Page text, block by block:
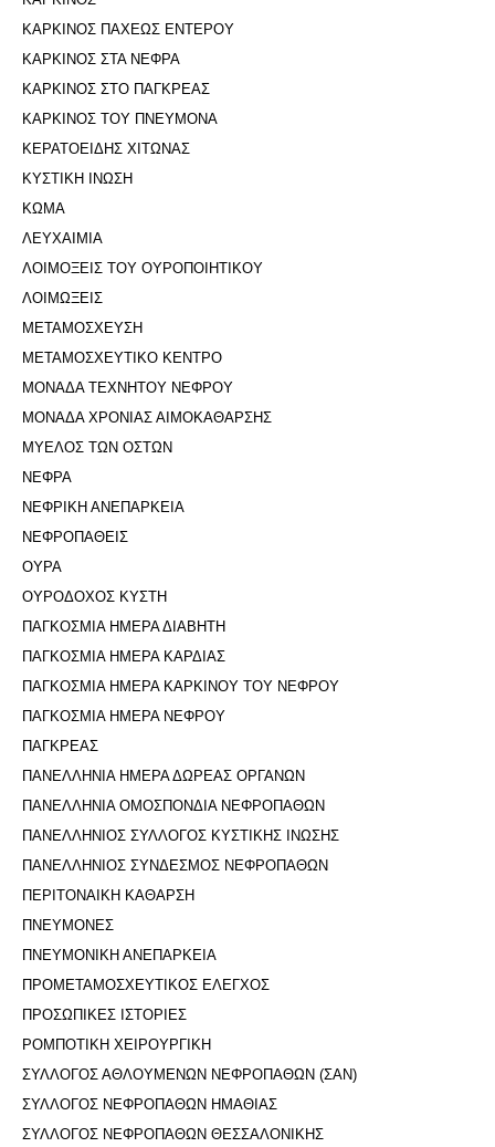
ΚΑΡΚΙΝΟΣ ΠΑΧΕΩΣ ΕΝΤΕΡΟΥ
ΚΑΡΚΙΝΟΣ ΣΤΑ ΝΕΦΡΑ
ΚΑΡΚΙΝΟΣ ΣΤΟ ΠΑΓΚΡΕΑΣ
ΚΑΡΚΙΝΟΣ ΤΟΥ ΠΝΕΥΜΟΝΑ
ΚΕΡΑΤΟΕΙΔΗΣ ΧΙΤΩΝΑΣ
ΚΥΣΤΙΚΗ ΙΝΩΣΗ
ΚΩΜΑ
ΛΕΥΧΑΙΜΙΑ
ΛΟΙΜΟΞΕΙΣ ΤΟΥ ΟΥΡΟΠΟΙΗΤΙΚΟΥ
ΛΟΙΜΩΞΕΙΣ
ΜΕΤΑΜΟΣΧΕΥΣΗ
ΜΕΤΑΜΟΣΧΕΥΤΙΚΟ ΚΕΝΤΡΟ
ΜΟΝΑΔΑ ΤΕΧΝΗΤΟΥ ΝΕΦΡΟΥ
ΜΟΝΑΔΑ ΧΡΟΝΙΑΣ ΑΙΜΟΚΑΘΑΡΣΗΣ
ΜΥΕΛΟΣ ΤΩΝ ΟΣΤΩΝ
ΝΕΦΡΑ
ΝΕΦΡΙΚΗ ΑΝΕΠΑΡΚΕΙΑ
ΝΕΦΡΟΠΑΘΕΙΣ
ΟΥΡΑ
ΟΥΡΟΔΟΧΟΣ ΚΥΣΤΗ
ΠΑΓΚΟΣΜΙΑ ΗΜΕΡΑ ΔΙΑΒΗΤΗ
ΠΑΓΚΟΣΜΙΑ ΗΜΕΡΑ ΚΑΡΔΙΑΣ
ΠΑΓΚΟΣΜΙΑ ΗΜΕΡΑ ΚΑΡΚΙΝΟΥ ΤΟΥ ΝΕΦΡΟΥ
ΠΑΓΚΟΣΜΙΑ ΗΜΕΡΑ ΝΕΦΡΟΥ
ΠΑΓΚΡΕΑΣ
ΠΑΝΕΛΛΗΝΙΑ ΗΜΕΡΑ ΔΩΡΕΑΣ ΟΡΓΑΝΩΝ
ΠΑΝΕΛΛΗΝΙΑ ΟΜΟΣΠΟΝΔΙΑ ΝΕΦΡΟΠΑΘΩΝ
ΠΑΝΕΛΛΗΝΙΟΣ ΣΥΛΛΟΓΟΣ ΚΥΣΤΙΚΗΣ ΙΝΩΣΗΣ
ΠΑΝΕΛΛΗΝΙΟΣ ΣΥΝΔΕΣΜΟΣ ΝΕΦΡΟΠΑΘΩΝ
ΠΕΡΙΤΟΝΑΙΚΗ ΚΑΘΑΡΣΗ
ΠΝΕΥΜΟΝΕΣ
ΠΝΕΥΜΟΝΙΚΗ ΑΝΕΠΑΡΚΕΙΑ
ΠΡΟΜΕΤΑΜΟΣΧΕΥΤΙΚΟΣ ΕΛΕΓΧΟΣ
ΠΡΟΣΩΠΙΚΕΣ ΙΣΤΟΡΙΕΣ
ΡΟΜΠΟΤΙΚΗ ΧΕΙΡΟΥΡΓΙΚΗ
ΣΥΛΛΟΓΟΣ ΑΘΛΟΥΜΕΝΩΝ ΝΕΦΡΟΠΑΘΩΝ (ΣΑΝ)
ΣΥΛΛΟΓΟΣ ΝΕΦΡΟΠΑΘΩΝ ΗΜΑΘΙΑΣ
ΣΥΛΛΟΓΟΣ ΝΕΦΡΟΠΑΘΩΝ ΘΕΣΣΑΛΟΝΙΚΗΣ